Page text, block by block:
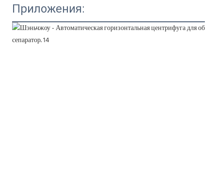
Приложения: